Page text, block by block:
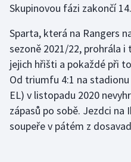
Parasport
Plavání
Plážový volejbal
Ragby
Rychlobruslení
Skupinovou fázi zakončí
Sparta, která na Rangers
sezoně 2021/22, prohrála
jejich hřišti a pokaždé při
Od triumfu 4:1 na
EL) v listopadu 2020
zápasů po sobě. Jezdci na
soupeře v pátém z